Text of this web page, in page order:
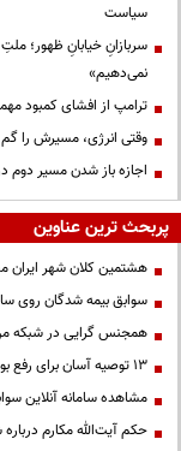
سیاست
سربازانِ خیابانِ ظهور؛
نمی‌دهیم»
ترامپ از افشای کمبود
وقتی انرژی، مسیرش را
اجازه باز شدن مسیر دوم
پربحث ترین عناوین
هشتمین کلان شهر
سوابق بیمه شدگان روی
همجنس گرایی در شبکه
13 توصیه آسان برای رفع بوی بد دهان
مشاهده سامانه آنلاين
حكم آيت‌الله مكارم